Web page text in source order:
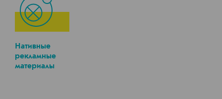
Нативные
рекламные
материалы